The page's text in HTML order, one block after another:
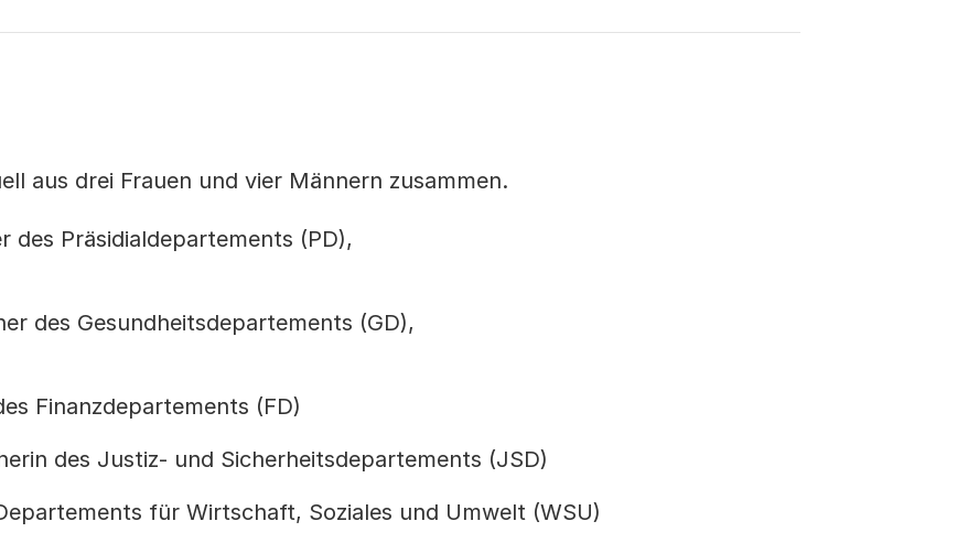
aus drei Frauen und vier Männern zusammen.
des Präsidialdepartements (PD),
des Gesundheitsdepartements (GD),
Finanzdepartements (FD)
des Justiz- und Sicherheitsdepartements (JSD)
für Wirtschaft, Soziales und Umwelt (WSU)